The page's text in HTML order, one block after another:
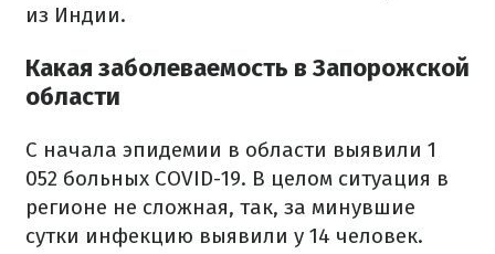
из Индии.
Какая заболеваемость в Запорожской
области
С начала эпидемии в области выявили 1
052 больных COVID-19. В целом ситуация в
регионе не сложная, так, за минувшие
сутки инфекцию выявили у 14 человек.